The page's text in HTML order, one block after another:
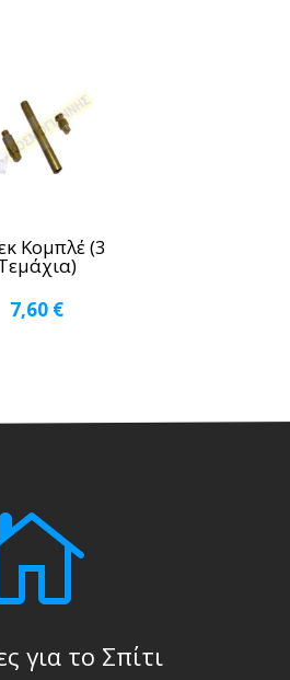
Κομπλέ (3
7,60 €
για το Σπίτι